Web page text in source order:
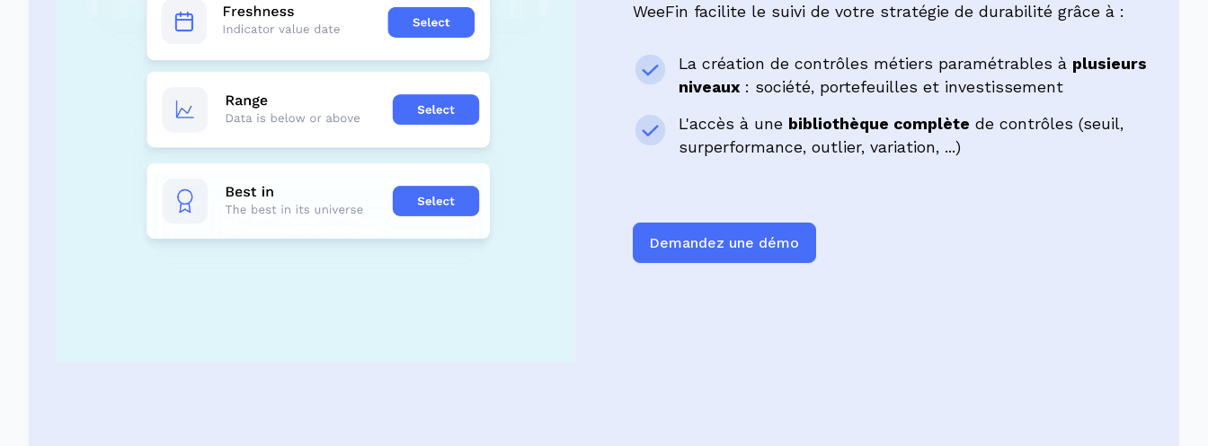
WeeFin facilite le suivi de votre stratégie de durabilité grâce à :
La création de contrôles métiers paramétrables à plusieurs
niveaux: société, portefeuilles et investissement
L'accès à une bibliothèque complète de contrôles (seuil,
surperformance, outlier, variation, ...)
Demandez une démo